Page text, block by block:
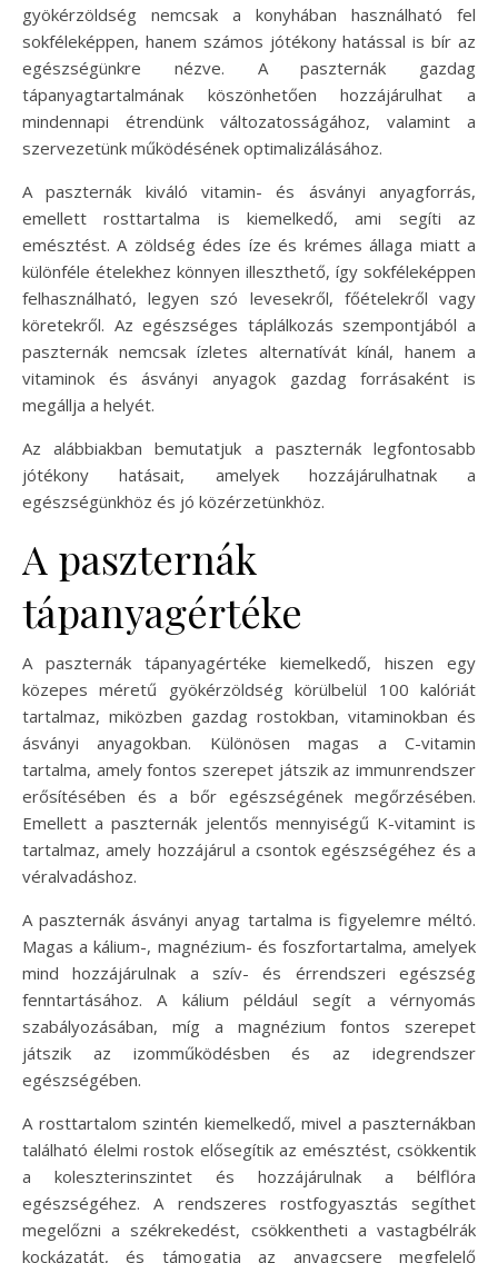
gyökérzöldség nemcsak a konyhában használható fel
sokféleképpen, hanem számos jótékony hatással is bír az
egészségünkre nézve. A paszternák gazdag
tápanyagtartalmának köszönhetően hozzájárulhat a
mindennapi étrendünk változatosságához, valamint a
szervezetünk működésének optimalizálásához.
A paszternák kiváló vitamin- és ásványi anyagforrás,
emellett rosttartalma is kiemelkedő, ami segíti az
emésztést. A zöldség édes íze és krémes állaga miatt a
különféle ételekhez könnyen illeszthető, így sokféleképpen
felhasználható, legyen szó levesekről, főételekről vagy
köretekről. Az egészséges táplálkozás szempontjából a
paszternák nemcsak ízletes alternatívát kínál, hanem a
vitaminok és ásványi anyagok gazdag forrásaként is
megállja a helyét.
Az alábbiakban bemutatjuk a paszternák legfontosabb
jótékony hatásait, amelyek hozzájárulhatnak a
egészségünkhöz és jó közérzetünkhöz.
A paszternák
tápanyagértéke
A paszternák tápanyagértéke kiemelkedő, hiszen egy
közepes méretű gyökérzöldség körülbelül 100 kalóriát
tartalmaz, miközben gazdag rostokban, vitaminokban és
ásványi anyagokban. Különösen magas a C-vitamin
tartalma, amely fontos szerepet játszik az immunrendszer
erősítésében és a bőr egészségének megőrzésében.
Emellett a paszternák jelentős mennyiségű K-vitamint is
tartalmaz, amely hozzájárul a csontok egészségéhez és a
véralvadáshoz.
A paszternák ásványi anyag tartalma is figyelemre méltó.
Magas a kálium-, magnézium- és foszfortartalma, amelyek
mind hozzájárulnak a szív- és érrendszeri egészség
fenntartásához. A kálium például segít a vérnyomás
szabályozásában, míg a magnézium fontos szerepet
játszik az izomműködésben és az idegrendszer
egészségében.
A rosttartalom szintén kiemelkedő, mivel a paszternákban
található élelmi rostok elősegítik az emésztést, csökkentik
a koleszterinszintet és hozzájárulnak a bélflóra
egészségéhez. A rendszeres rostfogyasztás segíthet
megelőzni a székrekedést, csökkentheti a vastagbélrák
kockázatát, és támogatja az anyagcsere megfelelő